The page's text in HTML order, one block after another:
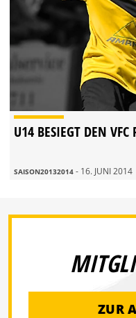
U14 BESIEGT DEN VFC
SAISON20132014 - 16. JUNI 2014
ZUR